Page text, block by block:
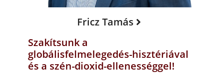
Fricz Tamás
Szakítsunk a
globálisfelmelegedés-hisztériával
és a szén-dioxid-ellenességgel!